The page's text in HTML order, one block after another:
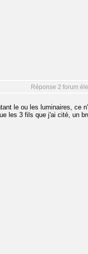
Réponse 2 forum
le ou les luminaires, ce
les 3 fils que j'ai cité, un